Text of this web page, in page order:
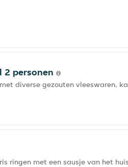
personen
diverse gezouten vleeswaren,
ringen met een sausje van het huis